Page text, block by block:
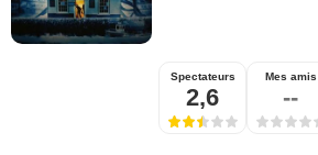
Spectateurs
2,6
Mes amis
--